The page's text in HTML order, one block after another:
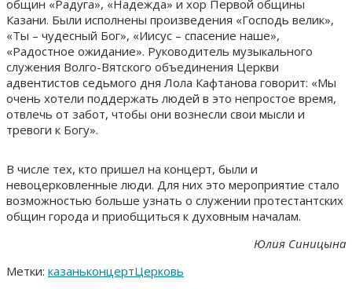
общин «Радуга», «Надежда» и хор Первой общины
Казани. Были исполнены произведения «Господь велик»,
«Ты – чудесный Бог», «Иисус – спасение наше»,
«Радостное ожидание». Руководитель музыкального
служения Волго-Вятского объединения Церкви
адвентистов седьмого дня Лола Кафтанова говорит: «Мы
очень хотели поддержать людей в это непростое время,
отвлечь от забот, чтобы они вознесли свои мысли и
тревоги к Богу».
В числе тех, кто пришел на концерт, были и
невоцерковленные люди. Для них это мероприятие стало
возможностью больше узнать о служении протестантских
общин города и приобщиться к духовным началам.
Юлия Синицына
Метки: казаньконцертЦерковь